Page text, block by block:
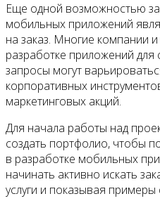
Еще одной возможностью
мобильных приложений
на заказ. Многие компании
разработке приложений
запросы могут
корпоративных
маркетинговых акций.
Для начала работы над
создать портфолио, чтобы
в разработке мобильных
начинать активно искать
услуги и показывая примеры